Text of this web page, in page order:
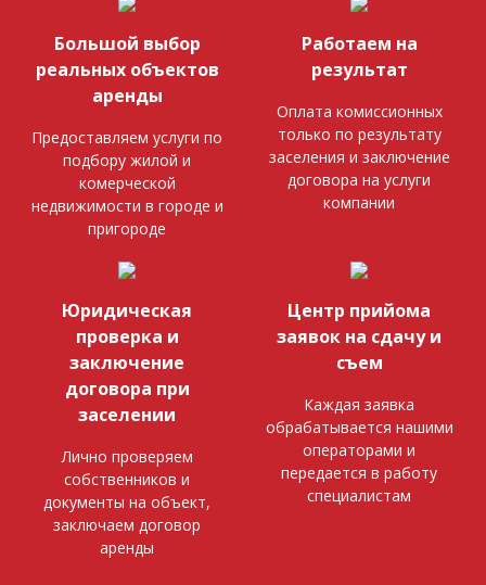
Большой выбор
реальных объектов
аренды
Предоставляем услуги по
подбору жилой и
комерческой
недвижимости в городе и
пригороде
Работаем на
результат
Оплата комиссионных
только по результату
заселения и заключение
договора на услуги
компании
Юридическая
проверка и
заключение
договора при
заселении
Лично проверяем
собственников и
документы на объект,
заключаем договор
аренды
Центр прийома
заявок на сдачу и
съем
Каждая заявка
обрабатывается нашими
операторами и
передается в работу
специалистам